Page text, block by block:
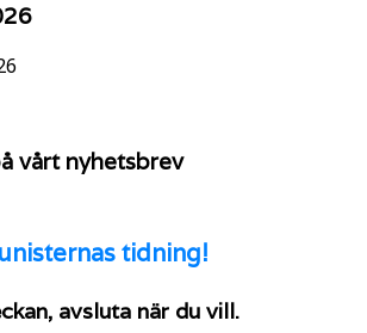
vårt nyhetsbrev
tidning!
avsluta när du vill.